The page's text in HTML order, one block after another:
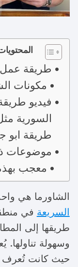
طريقة عمل
مكونات
فيديو
السورية
طريقة ابو
موضوعات
معجب
الشاورما هي
السريعة في
طريقها إلى
وسهولة تناولها.
حيث كانت تُعرف